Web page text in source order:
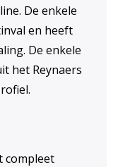
De enkele
en heeft
De enkele
het Reynaers
compleet